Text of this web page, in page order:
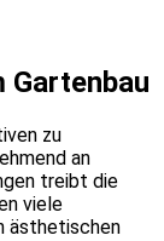
Gartenbau
zu
an
treibt die
viele
ästhetischen